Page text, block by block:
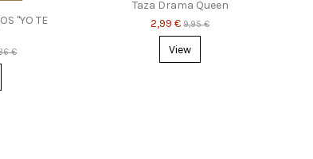
"YO TE
€
Taza Drama Queen
2,99 €9,95 €
View